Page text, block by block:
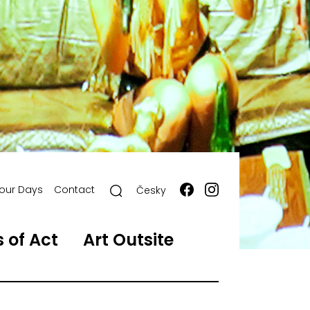
of Act Art Outsite
Days Contact Česky